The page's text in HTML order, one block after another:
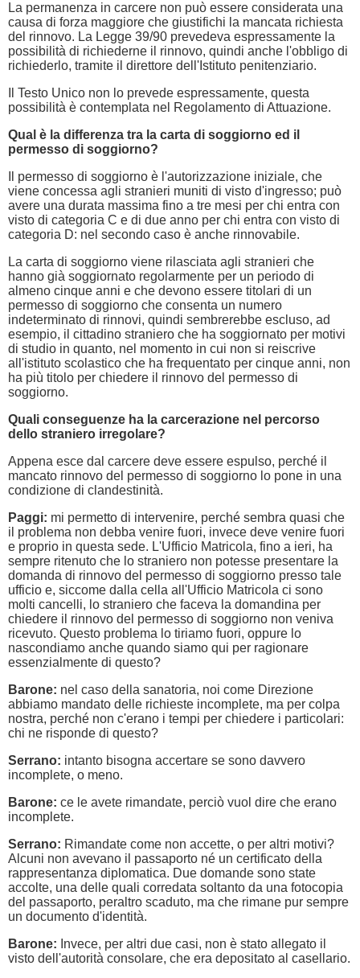
La permanenza in carcere non può essere considerata una
causa di forza maggiore che giustifichi la mancata richiesta
del rinnovo. La Legge 39/90 prevedeva espressamente la
possibilità di richiederne il rinnovo, quindi anche l'obbligo di
richiederlo, tramite il direttore dell'Istituto penitenziario.
Il Testo Unico non lo prevede espressamente, questa
possibilità è contemplata nel Regolamento di Attuazione.
Qual è la differenza tra la carta di soggiorno ed il
permesso di soggiorno?
Il permesso di soggiorno è l'autorizzazione iniziale, che
viene concessa agli stranieri muniti di visto d'ingresso; può
avere una durata massima fino a tre mesi per chi entra con
visto di categoria C e di due anno per chi entra con visto di
categoria D: nel secondo caso è anche rinnovabile.
La carta di soggiorno viene rilasciata agli stranieri che
hanno già soggiornato regolarmente per un periodo di
almeno cinque anni e che devono essere titolari di un
permesso di soggiorno che consenta un numero
indeterminato di rinnovi, quindi sembrerebbe escluso, ad
esempio, il cittadino straniero che ha soggiornato per motivi
di studio in quanto, nel momento in cui non si reiscrive
all'istituto scolastico che ha frequentato per cinque anni, non
ha più titolo per chiedere il rinnovo del permesso di
soggiorno.
Quali conseguenze ha la carcerazione nel percorso
dello straniero irregolare?
Appena esce dal carcere deve essere espulso, perché il
mancato rinnovo del permesso di soggiorno lo pone in una
condizione di clandestinità.
Paggi: mi permetto di intervenire, perché sembra quasi che
il problema non debba venire fuori, invece deve venire fuori
e proprio in questa sede. L'Ufficio Matricola, fino a ieri, ha
sempre ritenuto che lo straniero non potesse presentare la
domanda di rinnovo del permesso di soggiorno presso tale
ufficio e, siccome dalla cella all'Ufficio Matricola ci sono
molti cancelli, lo straniero che faceva la domandina per
chiedere il rinnovo del permesso di soggiorno non veniva
ricevuto. Questo problema lo tiriamo fuori, oppure lo
nascondiamo anche quando siamo qui per ragionare
essenzialmente di questo?
Barone: nel caso della sanatoria, noi come Direzione
abbiamo mandato delle richieste incomplete, ma per colpa
nostra, perché non c'erano i tempi per chiedere i particolari:
chi ne risponde di questo?
Serrano: intanto bisogna accertare se sono davvero
incomplete, o meno.
Barone: ce le avete rimandate, perciò vuol dire che erano
incomplete.
Serrano: Rimandate come non accette, o per altri motivi?
Alcuni non avevano il passaporto né un certificato della
rappresentanza diplomatica. Due domande sono state
accolte, una delle quali corredata soltanto da una fotocopia
del passaporto, peraltro scaduto, ma che rimane pur sempre
un documento d'identità.
Barone: Invece, per altri due casi, non è stato allegato il
visto dell'autorità consolare, che era depositato al casellario.